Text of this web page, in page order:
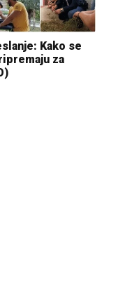
Kako se
za